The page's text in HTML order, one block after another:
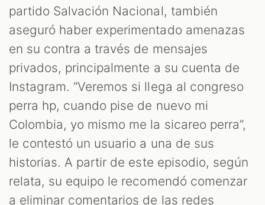
partido Salvación Nacional, también
aseguró haber experimentado amenazas
en su contra a través de mensajes
privados, principalmente a su cuenta de
Instagram. “Veremos si llega al congreso
perra hp, cuando pise de nuevo mi
Colombia, yo mismo me la sicareo perra”,
le contestó un usuario a una de sus
historias. A partir de este episodio, según
relata, su equipo le recomendó comenzar
a eliminar comentarios de las redes